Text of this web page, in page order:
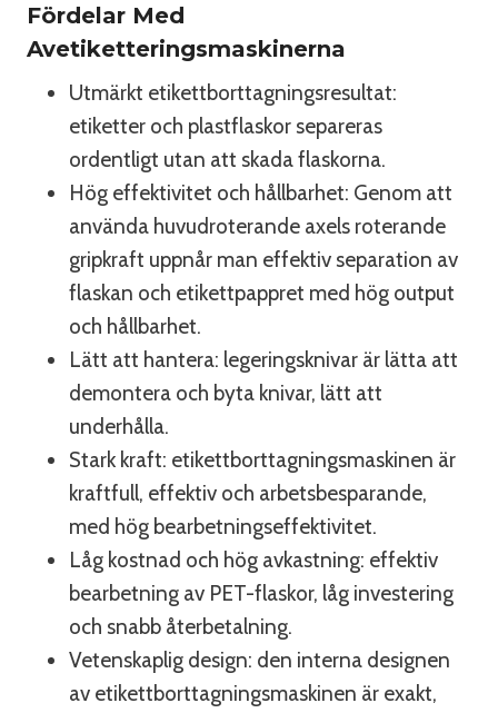
Fördelar Med
Avetiketteringsmaskinerna
Utmärkt etikettborttagningsresultat:
etiketter och plastflaskor separeras
ordentligt utan att skada flaskorna.
Hög effektivitet och hållbarhet: Genom att
använda huvudroterande axels roterande
gripkraft uppnår man effektiv separation av
flaskan och etikettpappret med hög output
och hållbarhet.
Lätt att hantera: legeringsknivar är lätta att
demontera och byta knivar, lätt att
underhålla.
Stark kraft: etikettborttagningsmaskinen är
kraftfull, effektiv och arbetsbesparande,
med hög bearbetningseffektivitet.
Låg kostnad och hög avkastning: effektiv
bearbetning av PET-flaskor, låg investering
och snabb återbetalning.
Vetenskaplig design: den interna designen
av etikettborttagningsmaskinen är exakt,